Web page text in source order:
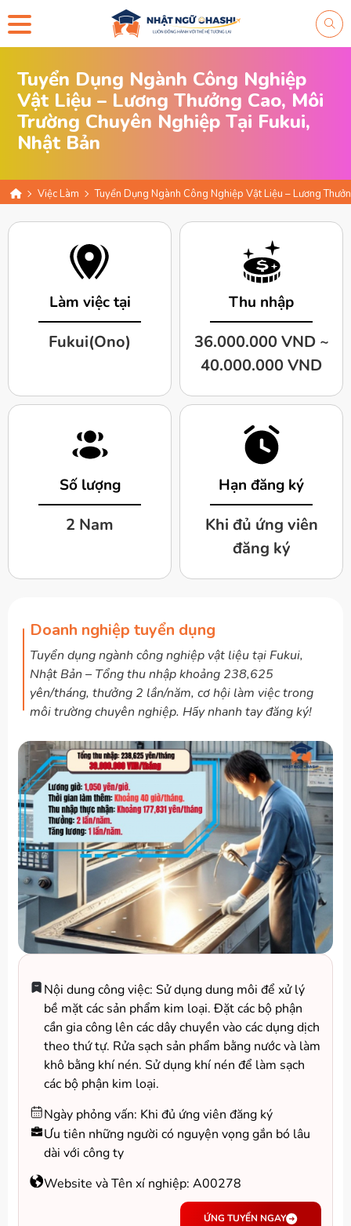
Tuyển Dụng Ngành Công Nghiệp
Vật Liệu – Lương Thưởng Cao, Môi
Trường Chuyên Nghiệp Tại Fukui,
Nhật Bản
Việc Làm Tuyển Dụng Ngành Công Nghiệp Vật Liệu – Lương
Làm việc tại
Fukui(Ono)
Thu nhập
36.000.000 VND ~
40.000.000 VND
Số lượng
2 Nam
Hạn đăng ký
Khi đủ ứng viên
đăng ký
Doanh nghiệp tuyển dụng
Tuyển dụng ngành công nghiệp vật liệu tại Fukui,
Nhật Bản – Tổng thu nhập khoảng 238,625
yên/tháng, thưởng 2 lần/năm, cơ hội làm việc trong
môi trường chuyên nghiệp. Hãy nhanh tay đăng ký!
Nội dung công việc: Sử dụng dung môi để xử lý
bề mặt các sản phẩm kim loại. Đặt các bộ phận
cần gia công lên các dây chuyền vào các dụng dịch
theo thứ tự. Rửa sạch sản phẩm bằng nước và làm
khô bằng khí nén. Sử dụng khí nén để làm sạch
các bộ phận kim loại.
Ngày phỏng vấn: Khi đủ ứng viên đăng ký
Ưu tiên những người có nguyện vọng gắn bó lâu
dài với công ty
Website và Tên xí nghiệp: A00278
ỨNG TUYỂN NGAY